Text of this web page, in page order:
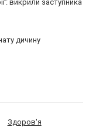
викрили заступника
дичину
Здоров'я